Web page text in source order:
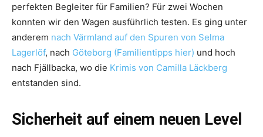
perfekten Begleiter für Familien? Für zwei Wochen
konnten wir den Wagen ausführlich testen. Es ging unter
anderem nach Värmland auf den Spuren von Selma
Lagerlöf, nach Göteborg (Familientipps hier) und hoch
nach Fjällbacka, wo die Krimis von Camilla Läckberg
entstanden sind.
Sicherheit auf einem neuen Level